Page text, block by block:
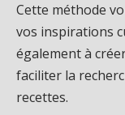
Cette méthode
vos inspirations
également à
faciliter la
recettes.